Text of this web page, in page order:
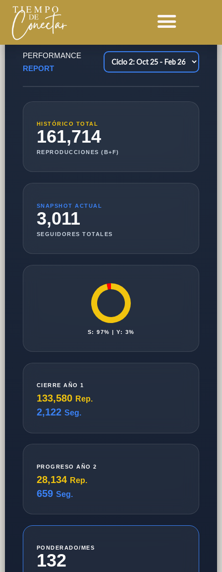
contenido
ESTADISTICAS
PERFORMANCE
REPORT
HISTÓRICO TOTAL
161,714
REPRODUCCIONES (B+F)
SNAPSHOT ACTUAL
3,011
SEGUIDORES TOTALES
S: 97% | Y: 3%
CIERRE AÑO 1
133,580 Rep.
2,122 Seg.
PROGRESO AÑO 2
28,134 Rep.
659 Seg.
PONDERADO/MES
132